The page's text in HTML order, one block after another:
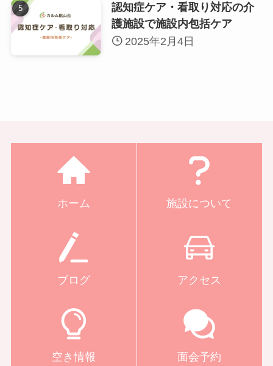
認知症ケア・看取り対応の介
護施設で施設内包括ケア
2025年2月4日
ホーム 施設について
ブログ アクセス
空き情報 面会予約